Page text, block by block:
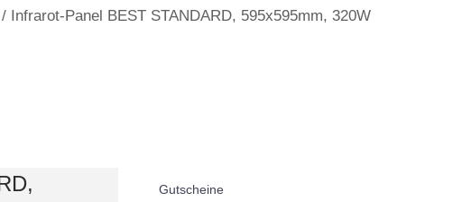
/ Infrarot-Panel BEST STANDARD, 595x595mm, 320W
Gutscheine